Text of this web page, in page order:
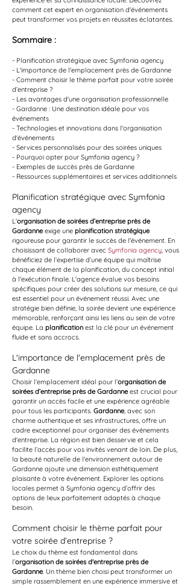
comment cet expert en organisation d'événements
peut transformer vos projets en réussites éclatantes.
Sommaire :
- Planification stratégique avec Symfonia agency
- L'importance de l'emplacement près de Gardanne
- Comment choisir le thème parfait pour votre soirée
d’entreprise ?
- Les avantages d'une organisation professionnelle
- Gardanne : Une destination idéale pour vos
événements
- Technologies et innovations dans l'organisation
d'événements
- Services personnalisés pour des soirées uniques
- Pourquoi opter pour Symfonia agency ?
- Exemples de succès près de Gardanne
- Ressources supplémentaires et services additionnels
Planification stratégique avec Symfonia
agency
L'organisation de soirées d’entreprise près de
Gardanne exige une planification stratégique
rigoureuse pour garantir le succès de l'événement. En
choisissant de collaborer avec Symfonia agency, vous
bénéficiez de l’expertise d’une équipe qui maîtrise
chaque élément de la planification, du concept initial
à l'exécution finale. L'agence évalue vos besoins
spécifiques pour créer des solutions sur mesure, ce qui
est essentiel pour un événement réussi. Avec une
stratégie bien définie, la soirée devient une expérience
mémorable, renforçant ainsi les liens au sein de votre
équipe. La planification est la clé pour un événement
fluide et sans accrocs.
L'importance de l'emplacement près de
Gardanne
Choisir l’emplacement idéal pour l’organisation de
soirées d’entreprise près de Gardanne est crucial pour
garantir un accès facile et une expérience agréable
pour tous les participants. Gardanne, avec son
charme authentique et ses infrastructures, offre un
cadre exceptionnel pour organiser des événements
d'entreprise. La région est bien desservie et cela
facilite l’accès pour vos invités venant de loin. De plus,
la beauté naturelle de l'environnement autour de
Gardanne ajoute une dimension esthétiquement
plaisante à votre événement. Explorer les options
locales permet à Symfonia agency d’offrir des
options de lieux parfaitement adaptés à chaque
besoin.
Comment choisir le thème parfait pour
votre soirée d’entreprise ?
Le choix du thème est fondamental dans
l’organisation de soirées d'entreprise près de
Gardanne. Un thème bien choisi peut transformer un
simple rassemblement en une expérience immersive et